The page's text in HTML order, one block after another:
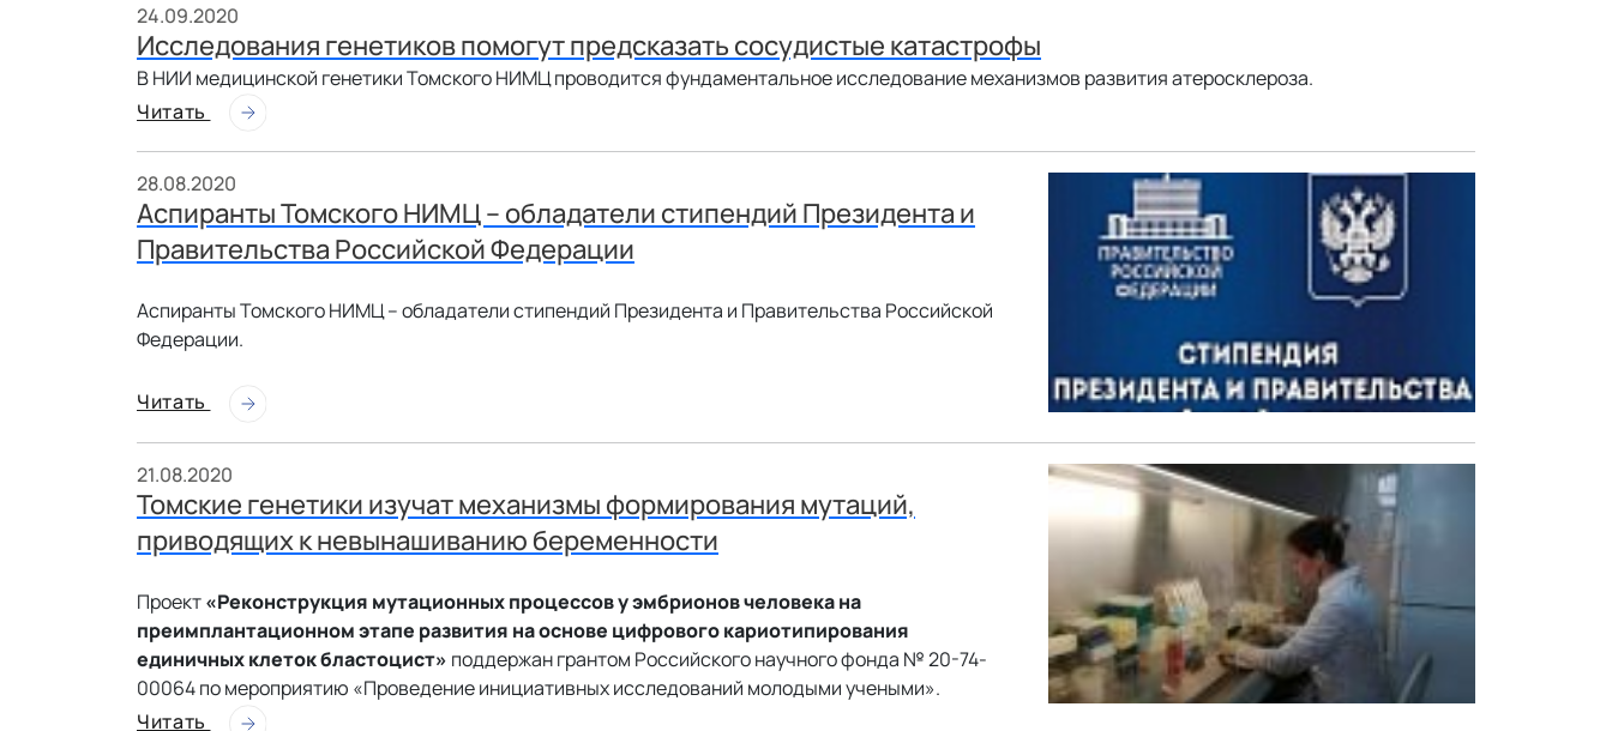
24.09.2020
Исследования генетиков помогут предсказать сосудистые катастрофы
В НИИ медицинской генетики Томского НИМЦ проводится фундаментальное исследование механизмов развития атеросклероза.
Читать
28.08.2020
Аспиранты Томского НИМЦ – обладатели стипендий Президента и
Правительства Российской Федерации
Аспиранты Томского НИМЦ – обладатели стипендий Президента и Правительства Российской
Федерации.
Читать
21.08.2020
Томские генетики изучат механизмы формирования мутаций,
приводящих к невынашиванию беременности
Проект«Реконструкция мутационных процессов у эмбрионов человека на
преимплантационном этапе развития на основе цифрового кариотипирования
единичных клеток бластоцист» поддержан грантом Российского научного фонда № 20-74-
00064 по мероприятию «Проведение инициативных исследований молодыми учеными».
Читать